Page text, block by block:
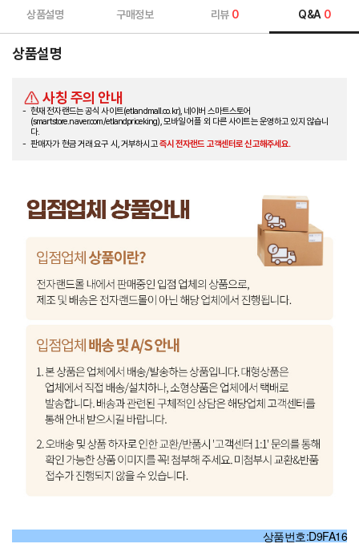
상품설명 구매정보 리뷰 0 Q&A 0
상품설명
사칭 주의 안내
현재 전자랜드는 공식 사이트(etlandmall.co.kr), 네이버 스마트스토어
(smartstore.naver.com/etlandpriceking), 모바일 어플 외 다른 사이트는 운영하고 있지 않습니
다.
판매자가 현금 거래 요구 시, 거부하시고즉시 전자랜드 고객센터로 신고해주세요.
상품번호:D9FA16